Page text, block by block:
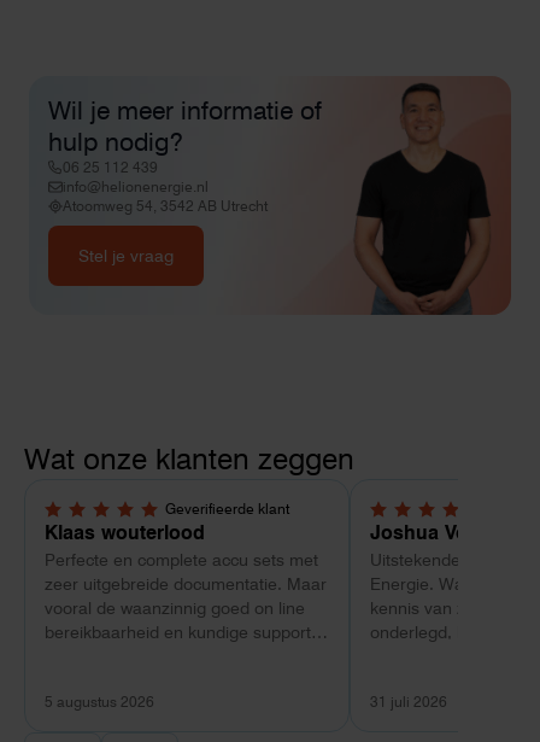
Wil je meer informatie of
hulp nodig?
06 25 112 439
info@helionenergie.nl
Atoomweg 54, 3542 AB Utrecht
Stel je vraag
Wat onze klanten zeggen
Geverifieerde klant
5,0 van 5 sterren
Klaas wouterlood
Perfecte en complete accu sets met
zeer uitgebreide documentatie. Maar
vooral de waanzinnig goed on line
bereikbaarheid en kundige support
5 augustus 2026
5,0 van 5 sterren
Joshua Verdonk
Uitstekende ervaring
Energie. Wat vooral
kennis van zaken:
onderlegd, heldere
Ook de nazorg is
31 juli 2026